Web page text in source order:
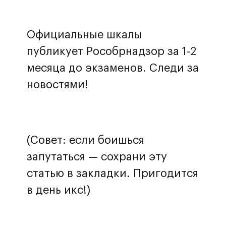
Официальные шкалы
публикует Рособрнадзор за 1-2
месяца до экзаменов. Следи за
новостями!
(Совет: если боишься
запутаться — сохрани эту
статью в закладки. Пригодится
в день икс!)